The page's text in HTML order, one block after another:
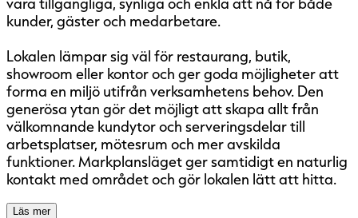
kunder, gäster och medarbetare.
Lokalen lämpar sig väl för restaurang, butik,
showroom eller kontor och ger goda möjligheter att
forma en miljö utifrån verksamhetens behov. Den
generösa ytan gör det möjligt att skapa allt från
välkomnande kundytor och serveringsdelar till
arbetsplatser, mötesrum och mer avskilda
funktioner. Markplansläget ger samtidigt en naturlig
kontakt med området och gör lokalen lätt att hitta.
Läs mer